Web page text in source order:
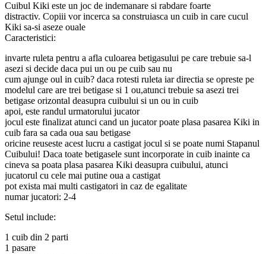
Cuibul Kiki este un joc de indemanare si rabdare foarte
distractiv. Copiii vor incerca sa construiasca un cuib in care cucul
Kiki sa-si aseze ouale
Caracteristici:
invarte ruleta pentru a afla culoarea betigasului pe care trebuie sa-l
asezi si decide daca pui un ou pe cuib sau nu
cum ajunge oul in cuib? daca rotesti ruleta iar directia se opreste pe
modelul care are trei betigase si 1 ou,atunci trebuie sa asezi trei
betigase orizontal deasupra cuibului si un ou in cuib
apoi, este randul urmatorului jucator
jocul este finalizat atunci cand un jucator poate plasa pasarea Kiki in
cuib fara sa cada oua sau betigase
oricine reuseste acest lucru a castigat jocul si se poate numi Stapanul
Cuibului! Daca toate betigasele sunt incorporate in cuib inainte ca
cineva sa poata plasa pasarea Kiki deasupra cuibului, atunci
jucatorul cu cele mai putine oua a castigat
pot exista mai multi castigatori in caz de egalitate
numar jucatori: 2-4
Setul include:
1 cuib din 2 parti
1 pasare